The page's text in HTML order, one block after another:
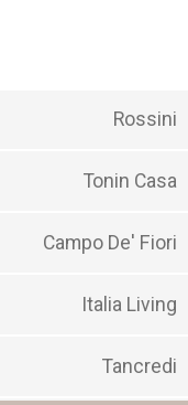
Rossini
Tonin Casa
Campo De' Fiori
Italia Living
Tancredi